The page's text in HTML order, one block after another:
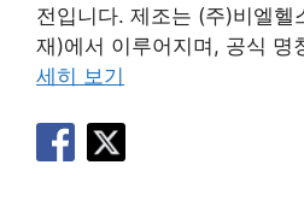
전입니다. 제조는 (주)비엘헬
재)에서 이루어지며, 공식 명
세히 보기